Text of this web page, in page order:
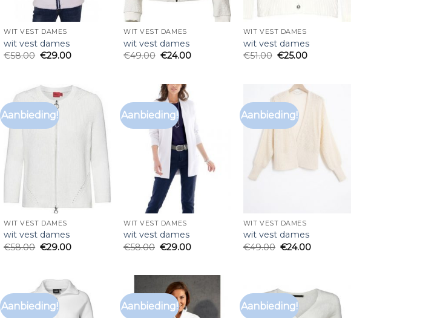
WIT VEST DAMES
wit vest dames
€58.00 €29.00
WIT VEST DAMES
wit vest dames
€49.00 €24.00
WIT VEST DAMES
wit vest dames
€51.00 €25.00
Aanbieding!
WIT VEST DAMES
wit vest dames
€58.00 €29.00
Aanbieding!
WIT VEST DAMES
wit vest dames
€58.00 €29.00
Aanbieding!
WIT VEST DAMES
wit vest dames
€49.00 €24.00
Aanbieding! Aanbieding! Aanbieding!